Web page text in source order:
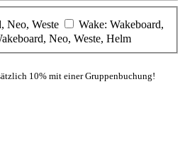
Neo, Weste
Wake: Wakeboard,
Neo, Weste, Helm
10% mit einer Gruppenbuchung!